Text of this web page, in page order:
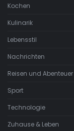
Kochen
Kulinarik
Lebensstil
Nachrichten
Reisen und Abenteuer
Sport
Technologie
Zuhause & Leben